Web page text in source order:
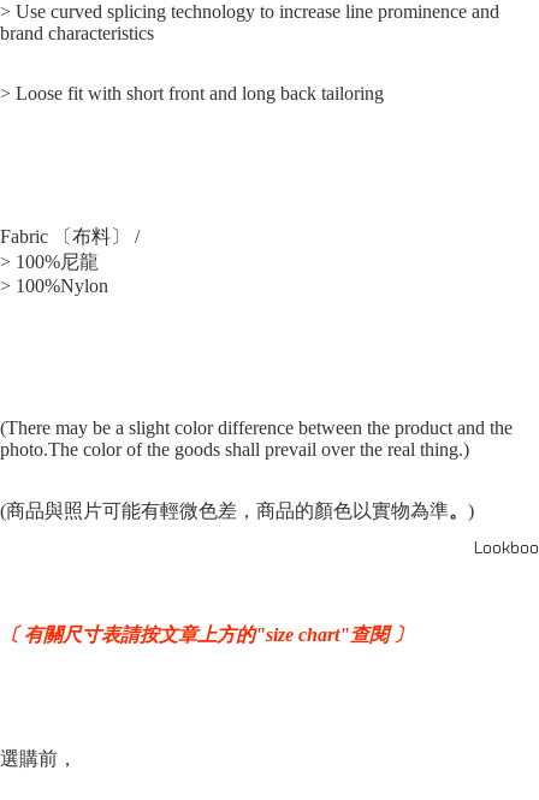
> Use curved splicing technology to increase line prominence and
brand characteristics
> Loose fit with short front and long back tailoring
Fabric 〔布料〕 /
> 100%尼龍
> 100%Nylon
(There may be a slight color difference between the product and the
photo.The color of the goods shall prevail over the real thing.)
(商品與照片可能有輕微色差，商品的顏色以實物為準。 )
〔 有關尺寸表請按文章上方的"size chart"查閱 〕
選購前，